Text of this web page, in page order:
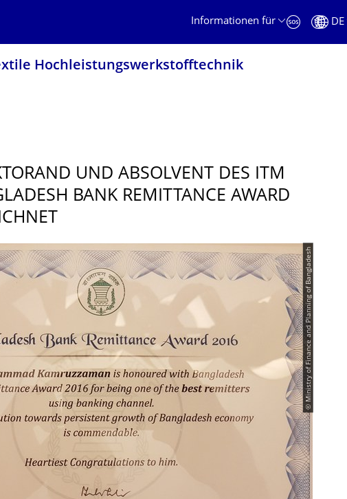
Informationen für
DE
Hochleistungswerk­stofftechnik
UND ABSOLVENT DES ITM
BANK REMITTANCE AWARD
© Ministry of Finance and Planning of Bangladesh